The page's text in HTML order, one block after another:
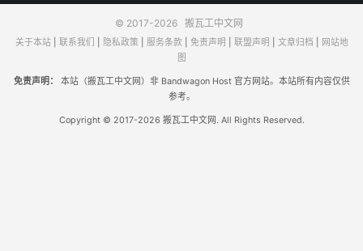
© 2017-2026 搬瓦工中文网
关于本站| 联系我们 隐私政策 服务条款 免责声明 联盟声明 文章归档
网站地
图
免责声明：
本站（搬瓦工中文网）非 Bandwagon Host 官方网站。本站所有内容仅供
参考。
Copyright © 2017-2026 搬瓦工中文网. All Rights Reserved.